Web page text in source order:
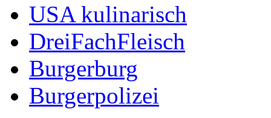
USA kulinarisch
DreiFachFleisch
Burgerburg
Burgerpolizei